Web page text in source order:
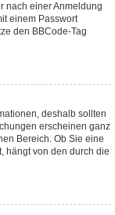
nach einer Anmeldung
einem Passwort
den BBCode-Tag
deshalb sollten
erscheinen ganz
Bereich. Ob Sie eine
hängt von den durch die